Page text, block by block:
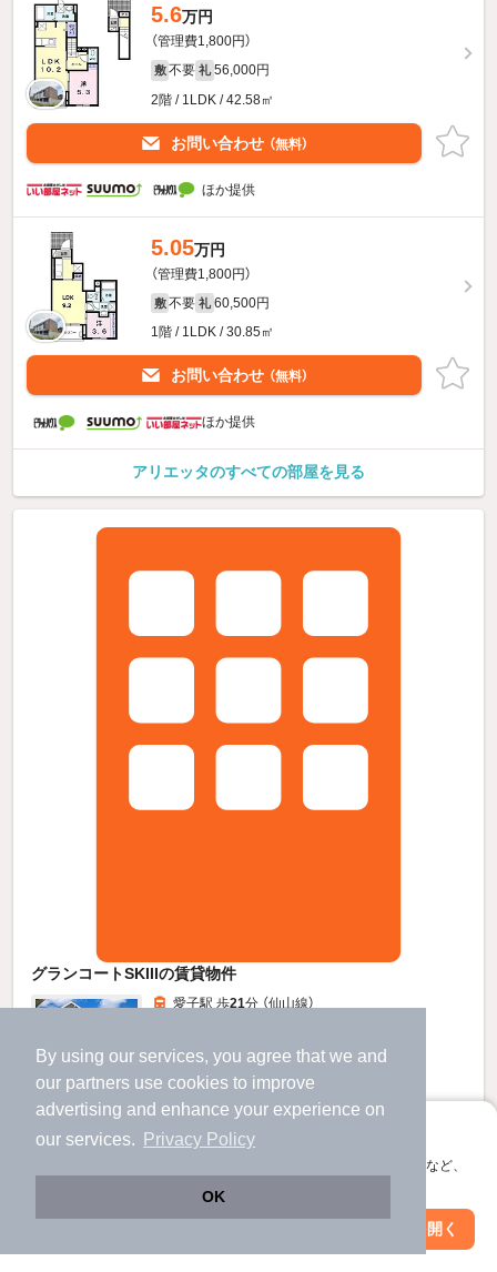
By using our services, you agree that we and
our partners use cookies to improve
advertising and enhance your experience on
our services.
Privacy Policy
OK
アプリに切り替えて、サクサクお部屋探し
会員登録なしですぐ使える。マップ検索やお気に入り保存など、
アプリを開く
5.6万円
（管理費1,800円）
敷 不要 礼 56,000円
2階 / 1LDK / 42.58㎡
お問い合わせ （無料）
ほか提供
5.05万円
（管理費1,800円）
敷 不要 礼 60,500円
1階 / 1LDK / 30.85㎡
お問い合わせ （無料）
ほか提供
アリエッタのすべての部屋を見る
グランコートSKIIIの賃貸物件
すべての写真
愛子駅 歩21分 （仙山線）
宮城県仙台市青葉区下愛子 字畑合
2階建 / 7年6ヶ月 / 木造
（管理費1,800円）
絞り込み条件を変更